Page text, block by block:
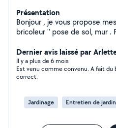
Présentation
Bonjour , je vous propose
bricoleur '' pose de sol, mur .
Dernier avis laissé par
Il y a plus de 6 mois
Est venu comme convenu. A fait du
correct.
Jardinage Entretien de jardin